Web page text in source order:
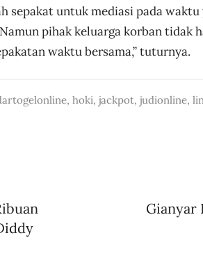
sepakat untuk mediasi pada
pihak keluarga korban tidak
waktu bersama,” tuturnya.
, hoki, jackpot, judionline,
Gianyar